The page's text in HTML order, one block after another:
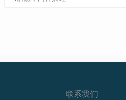
联系我们